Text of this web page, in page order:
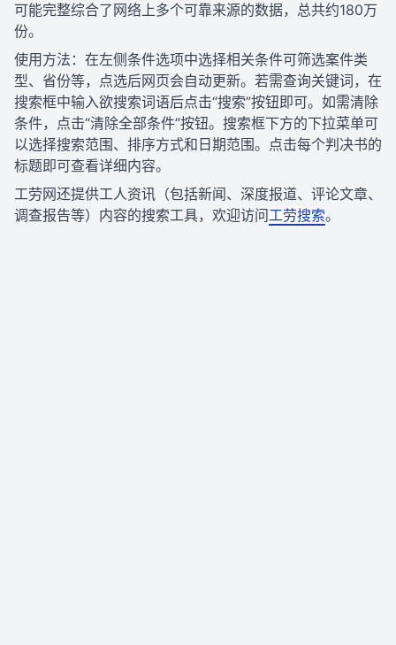
可能完整综合了网络上多个可靠来源的数据，总共约180万
份。
使用方法：在左侧条件选项中选择相关条件可筛选案件类
型、省份等，点选后网页会自动更新。若需查询关键词，在
搜索框中输入欲搜索词语后点击“搜索”按钮即可。如需清除
条件，点击“清除全部条件”按钮。搜索框下方的下拉菜单可
以选择搜索范围、排序方式和日期范围。点击每个判决书的
标题即可查看详细内容。
工劳网还提供工人资讯（包括新闻、深度报道、评论文章、
调查报告等）内容的搜索工具，欢迎访问工劳搜索。